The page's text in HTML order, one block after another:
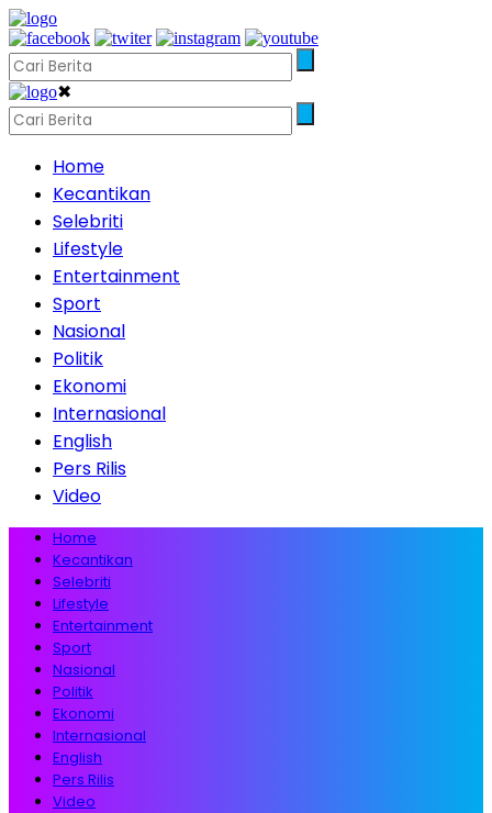
✖
Home
Kecantikan
Selebriti
Lifestyle
Entertainment
Sport
Nasional
Politik
Ekonomi
Internasional
English
Pers Rilis
Video
Home
Kecantikan
Selebriti
Lifestyle
Entertainment
Sport
Nasional
Politik
Ekonomi
Internasional
English
Pers Rilis
Video